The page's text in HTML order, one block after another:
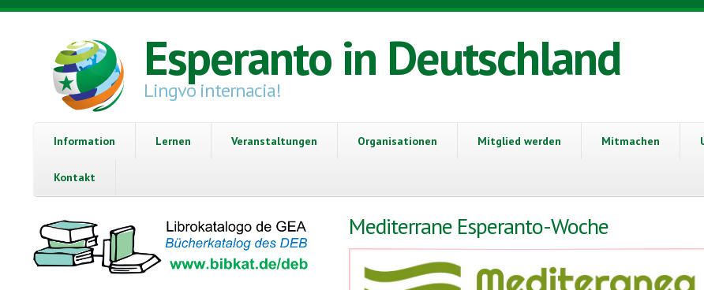
Direkt zum Inhalt
Esperanto in Deutschland
Lingvo internacia!
Information Lernen Veranstaltungen Organisationen Mitglied werden Mitmachen
Kontakt
Mediterrane Esperanto-Woche